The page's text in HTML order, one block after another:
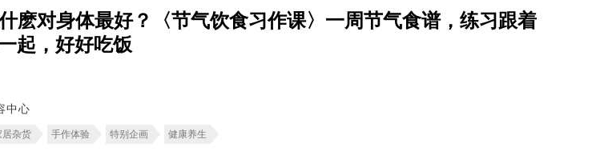
麽对身体最好？〈节气饮食习作课〉一周节气食谱，练习跟着
起，好好吃饭
中心
居杂货 手作体验 特别企画 健康养生